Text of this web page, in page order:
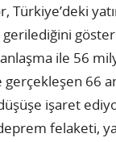
Türkiye’deki
gerilediğini
ile 56
66
işaret
felaketi,